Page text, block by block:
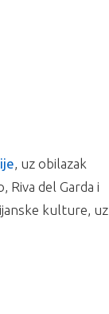
, uz obilazak
del Garda i
kulture, uz